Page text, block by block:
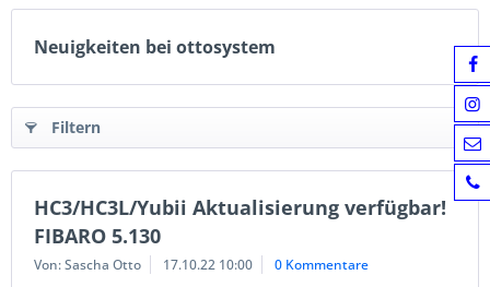
Neuigkeiten bei ottosystem
Filtern
HC3/HC3L/Yubii Aktualisierung verfügbar!
FIBARO 5.130
Von: Sascha Otto 17.10.22 10:00 0 Kommentare